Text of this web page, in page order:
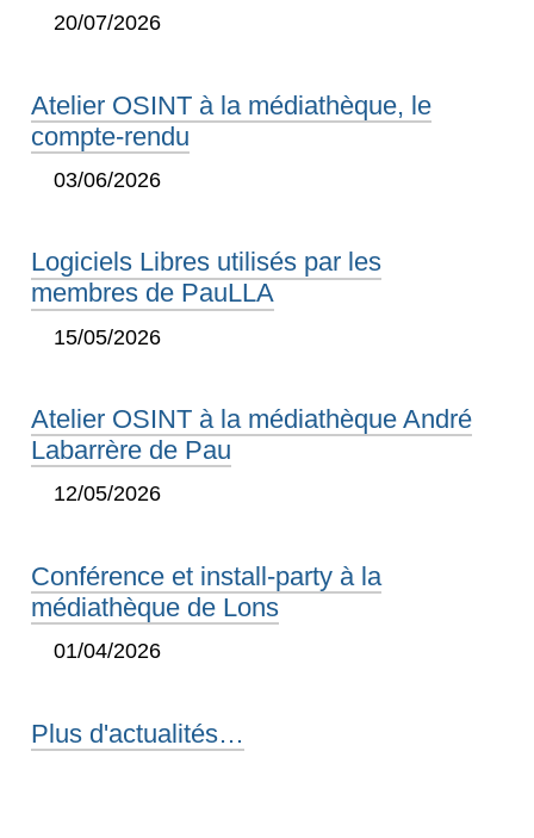
20/07/2026
Atelier OSINT à la médiathèque, le
compte-rendu
03/06/2026
Logiciels Libres utilisés par les
membres de PauLLA
15/05/2026
Atelier OSINT à la médiathèque André
Labarrère de Pau
12/05/2026
Conférence et install-party à la
médiathèque de Lons
01/04/2026
Plus d'actualités…